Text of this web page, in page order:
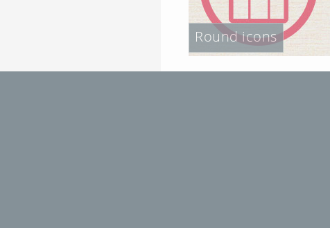
Square icons